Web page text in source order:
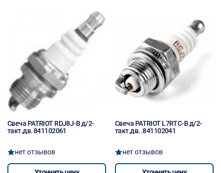
Свеча PATRIOT RDJ8J-B д/2-
такт.дв. 841102061
нет отзывов
Свеча PATRIOT L7RTC-B д/2-
такт.дв. .841102041
нет отзывов